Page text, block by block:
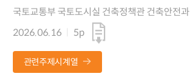
국토교통부 국토도시실 건축정책관 건축안전과
2026.06.16
5p
관련주제시계열